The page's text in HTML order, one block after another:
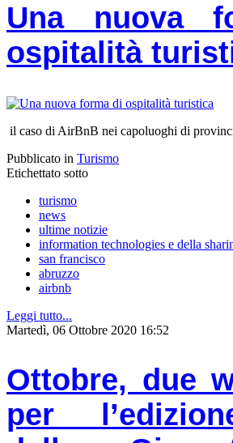
Una nuova
ospitalità
il caso di AirBnB nei capoluoghi di
Pubblicato in Turismo
Etichettato sotto
turismo
news
ultime notizie
information technologies e della
san francisco
abruzzo
airbnb
Leggi tutto...
Martedì, 06 Ottobre 2020 16:52
Ottobre, due
per